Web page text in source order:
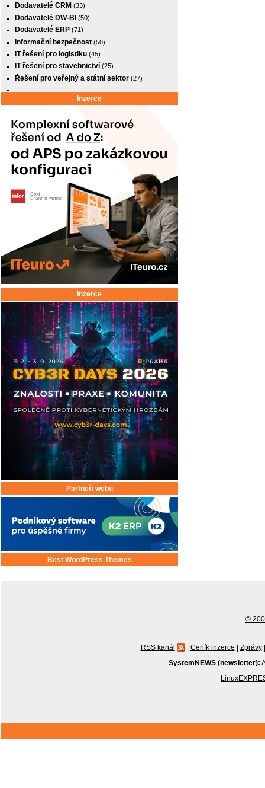
Dodavatelé CRM (33)
Dodavatelé DW-BI (50)
Dodavatelé ERP (71)
Informační bezpečnost (50)
IT řešení pro logistiku (45)
IT řešení pro stavebnictví (25)
Řešení pro veřejný a státní sektor (27)
Inzerce
Inzerce
Partneři webu
Best WordPress Themes
©
RSS kanál | Ceník inzerce | Zprávy |
SystemNEWS (newsletter):